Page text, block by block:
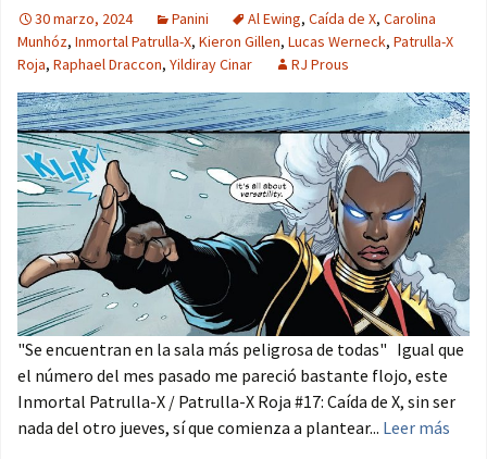
30 marzo, 2024 Panini Al Ewing, Caída de X, Carolina
Munhóz, Inmortal Patrulla-X, Kieron Gillen, Lucas Werneck, Patrulla-X
Roja, Raphael Draccon, Yildiray Cinar RJ Prous
"Se encuentran en la sala más peligrosa de todas" Igual que
el número del mes pasado me pareció bastante flojo, este
Inmortal Patrulla-X / Patrulla-X Roja #17: Caída de X, sin ser
nada del otro jueves, sí que comienza a plantear... Leer más